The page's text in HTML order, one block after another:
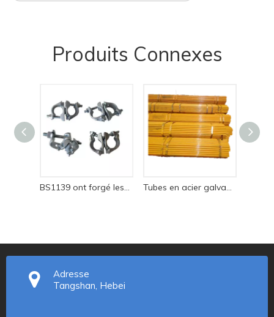
Produits Connexes
BS1139 ont forgé les colliers de serrage pressés de coupleur d'échafaudage Tubes en acier galvanisés peints de tuyau d'échafaudage d'approvisionnement d'usine
Adresse
Tangshan, Hebei